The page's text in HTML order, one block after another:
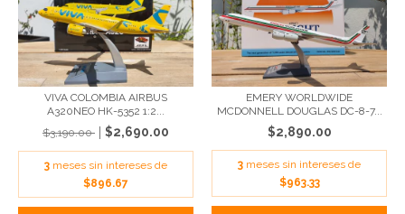
VIVA COLOMBIA AIRBUS
A320NEO HK-5352 1:2...
$3,190.00
$2,690.00
3 meses sin intereses de
$896.67
EMERY WORLDWIDE
MCDONNELL DOUGLAS DC-8-7...
$2,890.00
3 meses sin intereses de
$963.33